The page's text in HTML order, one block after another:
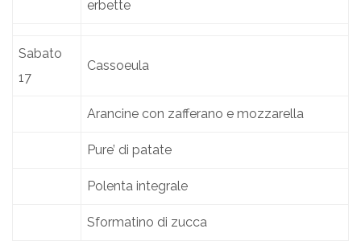
erbette
Sabato
17
Cassoeula
Arancine con zafferano e mozzarella
Pure’ di patate
Polenta integrale
Sformatino di zucca